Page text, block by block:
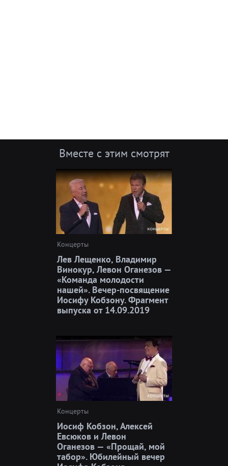
Вместе с этим смотрят
Концерты
Лев Лещенко, Владимир
Винокур, Левон Оганезов —
«Команда молодости
нашей». Вечер-посвящение
Иосифу Кобзону. Фрагмент
выпуска от 14.09.2019
Концерты
Иосиф Кобзон, Алексей
Евсюков и Левон
Оганезов — «Прощай, мой
табор». Юбилейный вечер